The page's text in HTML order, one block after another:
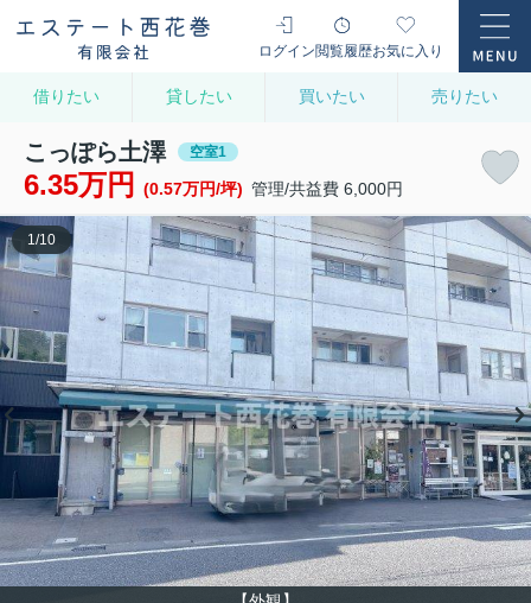
ログイン閲覧履歴お気に入り
借りたい 貸したい 買いたい 売りたい
こっぽら土澤 空室1
6.35万円 (0.57万円/坪) 管理/共益費 6,000円
1/10